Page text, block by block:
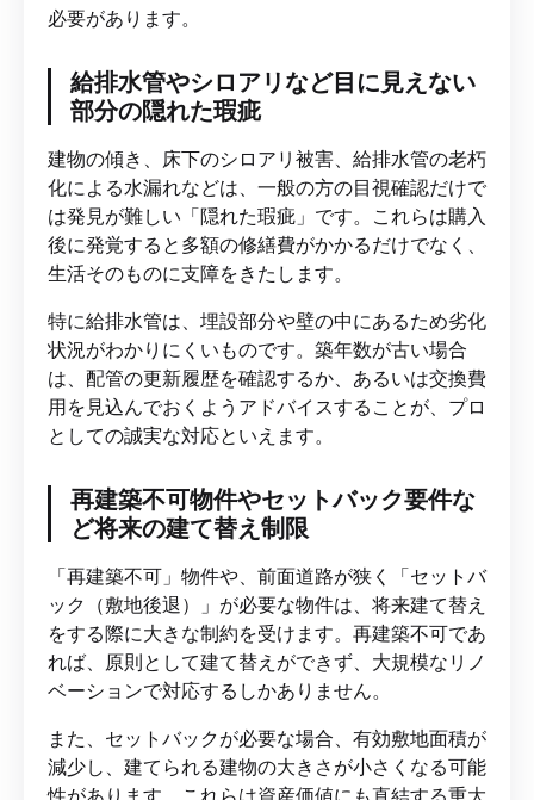
必要があります。
給排水管やシロアリなど目に見えない
部分の隠れた瑕疵
建物の傾き、床下のシロアリ被害、給排水管の老朽
化による水漏れなどは、一般の方の目視確認だけで
は発見が難しい「隠れた瑕疵」です。これらは購入
後に発覚すると多額の修繕費がかかるだけでなく、
生活そのものに支障をきたします。
特に給排水管は、埋設部分や壁の中にあるため劣化
状況がわかりにくいものです。築年数が古い場合
は、配管の更新履歴を確認するか、あるいは交換費
用を見込んでおくようアドバイスすることが、プロ
としての誠実な対応といえます。
再建築不可物件やセットバック要件な
ど将来の建て替え制限
「再建築不可」物件や、前面道路が狭く「セットバ
ック（敷地後退）」が必要な物件は、将来建て替え
をする際に大きな制約を受けます。再建築不可であ
れば、原則として建て替えができず、大規模なリノ
ベーションで対応するしかありません。
また、セットバックが必要な場合、有効敷地面積が
減少し、建てられる建物の大きさが小さくなる可能
性があります。これらは資産価値にも直結する重大